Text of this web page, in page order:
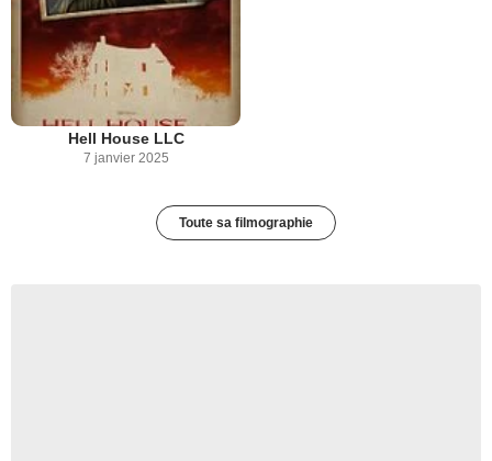
Hell House LLC
7 janvier 2025
Toute sa filmographie